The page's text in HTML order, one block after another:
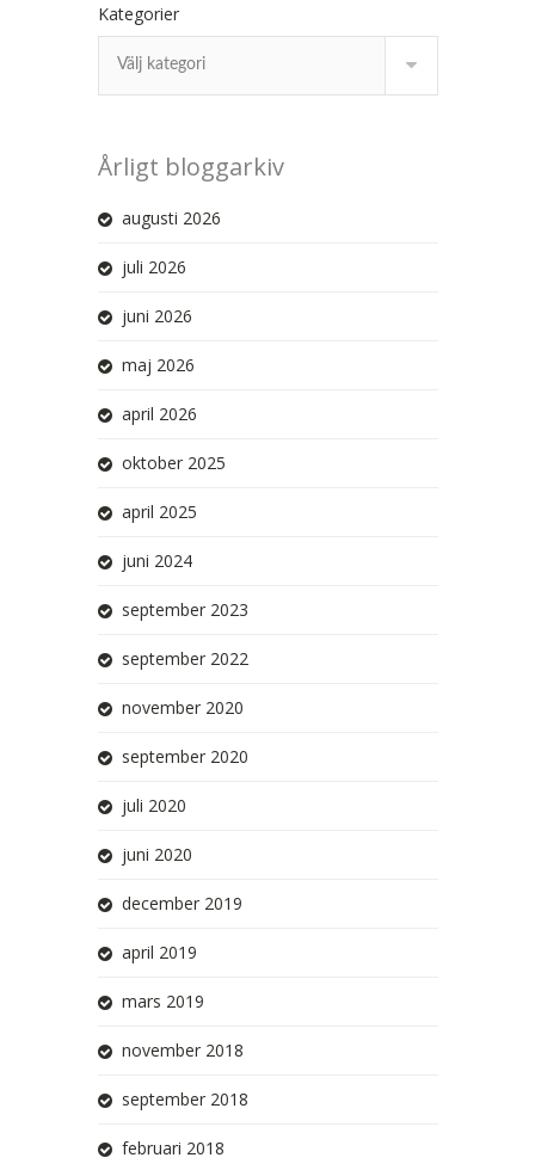
Kategorier
Årligt bloggarkiv
augusti 2026
juli 2026
juni 2026
maj 2026
april 2026
oktober 2025
april 2025
juni 2024
september 2023
september 2022
november 2020
september 2020
juli 2020
juni 2020
december 2019
april 2019
mars 2019
november 2018
september 2018
februari 2018